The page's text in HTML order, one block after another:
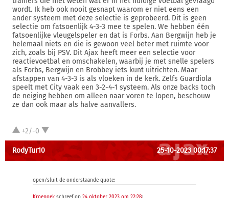
wordt. Ik heb ook nooit gesnapt waarom er niet eens een
ander systeem met deze selectie is geprobeerd. Dit is geen
selectie om fatsoenlijk 4-3-3 mee te spelen. We hebben één
fatsoenlijke vleugelspeler en dat is Forbs. Aan Bergwijn heb je
helemaal niets en die is gewoon veel beter met ruimte voor
zich, zoals bij PSV. Dit Ajax heeft meer een selectie voor
reactievoetbal en omschakelen, waarbij je met snelle spelers
als Forbs, Bergwijn en Brobbey iets kunt uitrichten. Maar
afstappen van 4-3-3 is als vloeken in de kerk. Zelfs Guardiola
speelt met City vaak een 3-2-4-1 systeem. Als onze backs toch
de neiging hebben om alleen naar voren te lopen, beschouw
ze dan ook maar als halve aanvallers.
+2/-0
RodyTur10 25-10-2023 00:17:37
open/sluit de onderstaande quote: